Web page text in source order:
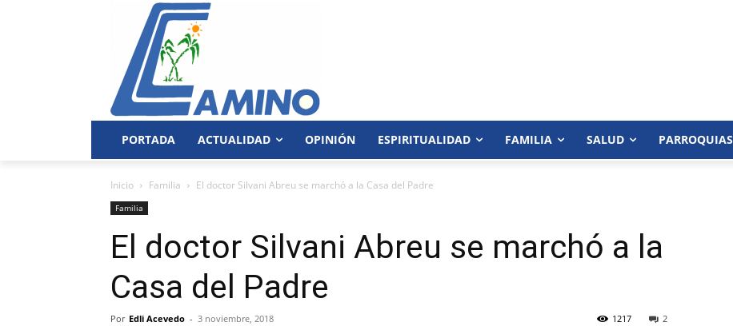
PORTADA ACTUALIDAD OPINIÓN ESPIRITUALIDAD FAMILIA SALUD PARROQUIAS
Inicio Familia El doctor Silvani Abreu se marchó a la Casa del Padre
Familia
El doctor Silvani Abreu se marchó a la
Casa del Padre
Por Edli Acevedo - 3 noviembre, 2018 2
1217